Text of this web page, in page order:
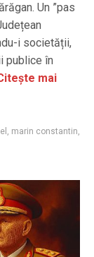
Un ”pas
i societății,
publice în
mai
, marin constantin,